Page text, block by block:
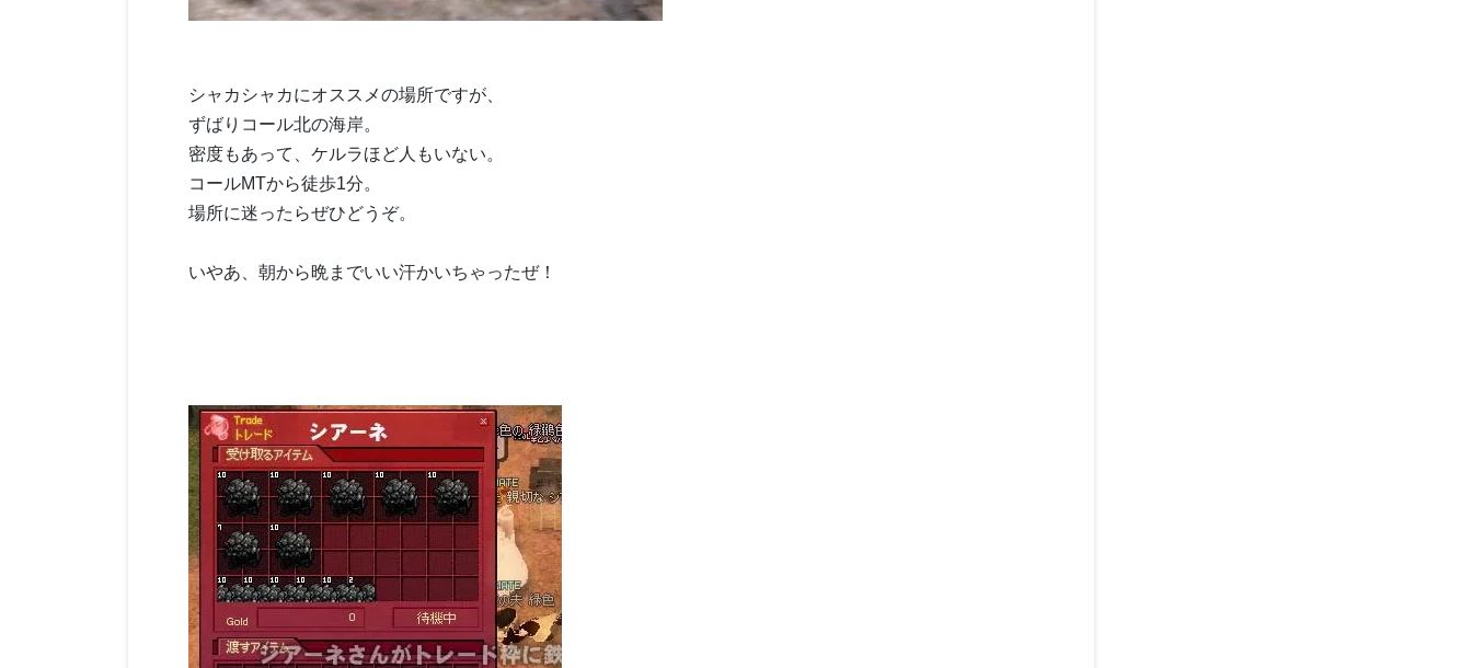
シャカシャカにオススメの場所ですが、
ずばりコール北の海岸。
密度もあって、ケルラほど人もいない。
コールMTから徒歩1分。
場所に迷ったらぜひどうぞ。
いやあ、朝から晩までいい汗かいちゃったぜ！